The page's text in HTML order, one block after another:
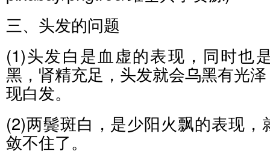
三、头发的问题
(1)头发白是血虚的表现，同时也
黑，肾精充足，头发就会乌黑有光
现白发。
(2)两鬓斑白，是少阳火飘的表现，
敛不住了。